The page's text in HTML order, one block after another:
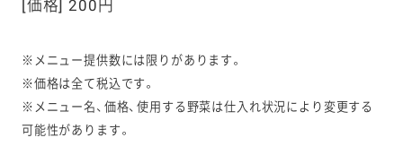
[価格] 200円
※メニュー提供数には限りがあります。
※価格は全て税込です。
※メニュー名、価格、使用する野菜は仕入れ状況により変更する
可能性があります。